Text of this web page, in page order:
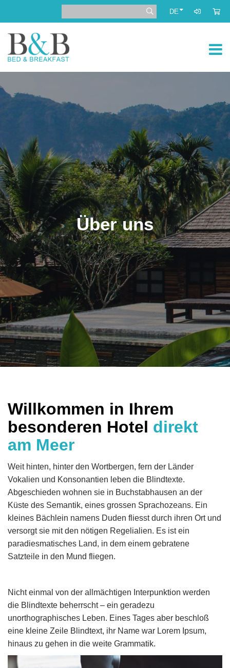
DE
Über uns
Willkommen in Ihrem
besonderen Hotel direkt
am Meer
Weit hinten, hinter den Wortbergen, fern der Länder
Vokalien und Konsonantien leben die Blindtexte.
Abgeschieden wohnen sie in Buchstabhausen an der
Küste des Semantik, eines grossen Sprachozeans. Ein
kleines Bächlein namens Duden fliesst durch ihren Ort und
versorgt sie mit den nötigen Regelialien. Es ist ein
paradiesmatisches Land, in dem einem gebratene
Satzteile in den Mund fliegen.
Nicht einmal von der allmächtigen Interpunktion werden
die Blindtexte beherrscht – ein geradezu
unorthographisches Leben. Eines Tages aber beschloß
eine kleine Zeile Blindtext, ihr Name war Lorem Ipsum,
hinaus zu gehen in die weite Grammatik.